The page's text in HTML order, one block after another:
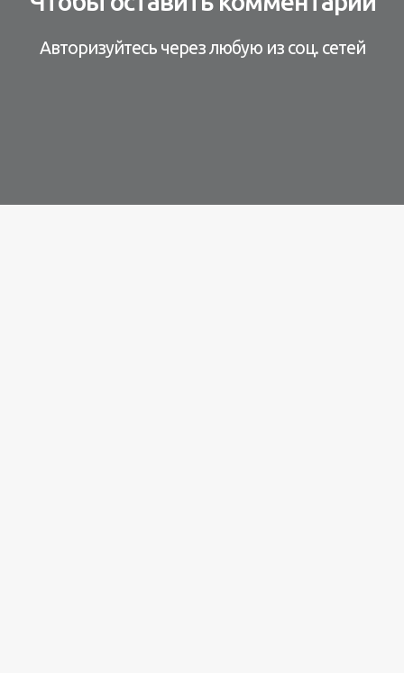
Авторизуйтесь через любую из соц. сетей